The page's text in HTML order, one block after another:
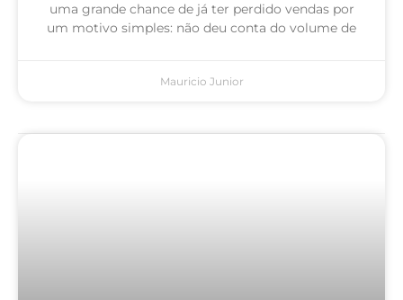
uma grande chance de já ter perdido vendas por
um motivo simples: não deu conta do volume de
Mauricio Junior